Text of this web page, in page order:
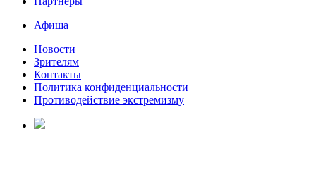
Афиша
Новости
Зрителям
Контакты
Политика конфиденциальности
Противодействие экстремизму